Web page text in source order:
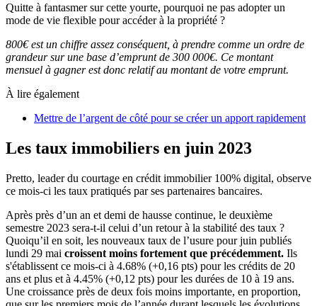
Quitte à fantasmer sur cette yourte, pourquoi ne pas adopter un
mode de vie flexible pour accéder à la propriété ?
800€ est un chiffre assez conséquent, à prendre comme un ordre de
grandeur sur une base d’emprunt de 300 000€. Ce montant
mensuel à gagner est donc relatif au montant de votre emprunt.
À lire également
Mettre de l’argent de côté pour se créer un apport rapidement
Les taux immobiliers en juin 2023
Pretto, leader du courtage en crédit immobilier 100% digital, observe
ce mois-ci les taux pratiqués par ses partenaires bancaires.
Après près d’un an et demi de hausse continue, le deuxième
semestre 2023 sera-t-il celui d’un retour à la stabilité des taux ?
Quoiqu’il en soit, les nouveaux taux de l’usure pour juin publiés
lundi 29 mai croissent moins fortement que précédemment. Ils
s'établissent ce mois-ci à 4.68% (+0,16 pts) pour les crédits de 20
ans et plus et à 4.45% (+0,12 pts) pour les durées de 10 à 19 ans.
Une croissance près de deux fois moins importante, en proportion,